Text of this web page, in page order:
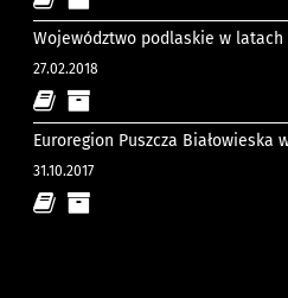
Województwo podlaskie w latach
27.02.2018
Euroregion Puszcza Białowieska
31.10.2017